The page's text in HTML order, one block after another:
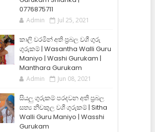
0776875711
Admin Jul 25, 2021
කාලි වරමින් අති ප්‍රබල වශී ගුරු
ගුරුකම් | Wasantha Walli Guru
Maniyo | Washi Gurukam |
Manthara Gurukam
Admin Jun 08, 2021
සියලු ගුරුකම් පරදවන අති ප්‍රබල
සත්‍ය නීචකුල වශී ගුරුකම් | Sitha
Walli Guru Maniyo | Wasshi
Gurukam